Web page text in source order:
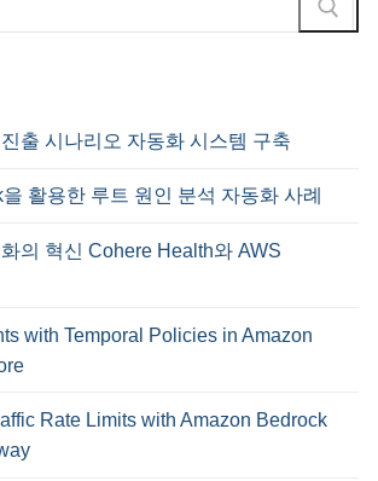
출 시나리오 자동화 시스템 구축
활용한 루트 원인 분석 자동화 사례
의 혁신 Cohere Health와 AWS
with Temporal Policies in Amazon
Rate Limits with Amazon Bedrock